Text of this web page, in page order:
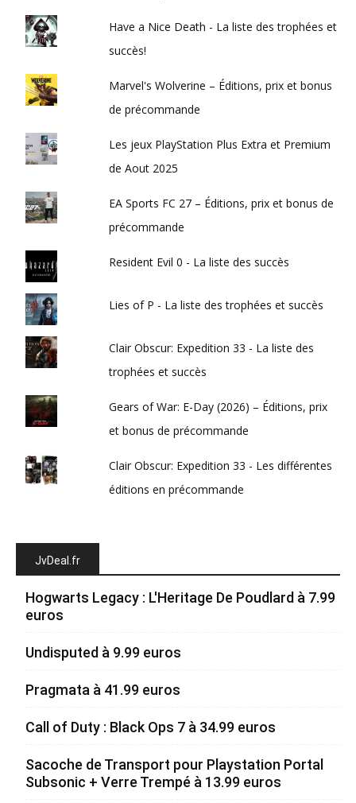
Have a Nice Death - La liste des trophées et
succès!
Marvel's Wolverine – Éditions, prix et bonus
de précommande
Les jeux PlayStation Plus Extra et Premium
de Aout 2025
EA Sports FC 27 – Éditions, prix et bonus de
précommande
Resident Evil 0 - La liste des succès
Lies of P - La liste des trophées et succès
Clair Obscur: Expedition 33 - La liste des
trophées et succès
Gears of War: E-Day (2026) – Éditions, prix
et bonus de précommande
Clair Obscur: Expedition 33 - Les différentes
éditions en précommande
JvDeal.fr
Hogwarts Legacy : L'Heritage De Poudlard à 7.99
euros
Undisputed à 9.99 euros
Pragmata à 41.99 euros
Call of Duty : Black Ops 7 à 34.99 euros
Sacoche de Transport pour Playstation Portal
Subsonic + Verre Trempé à 13.99 euros